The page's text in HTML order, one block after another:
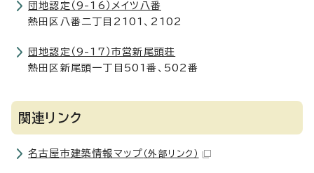
団地認定（9-16）メイツ八番
熱田区八番二丁目2101、2102
団地認定（9-17）市営新尾頭荘
熱田区新尾頭一丁目501番、502番
関連リンク
名古屋市建築情報マップ （外部リンク）